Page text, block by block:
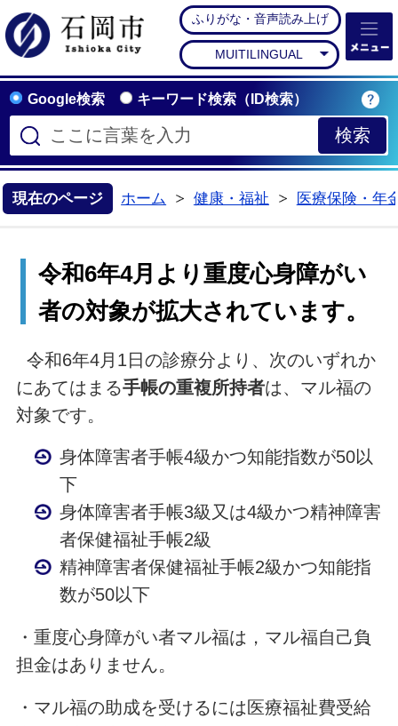
石岡市公式ホームペー
ふりがな・音声読み上げ
MUITILINGUAL
Google検索 キーワード検索（ID検索）
現在のページ ホーム
健康・福祉
医療保険・年
令和6年4月より重度心身障がい
者の対象が拡大されています。
令和6年4月1日の診療分より、次のいずれか
にあてはまる手帳の重複所持者は、マル福の
対象です。
身体障害者手帳4級かつ知能指数が50以
下
身体障害者手帳3級又は4級かつ精神障害
者保健福祉手帳2級
精神障害者保健福祉手帳2級かつ知能指
数が50以下
・重度心身障がい者マル福は，マル福自己負
担金はありません。
・マル福の助成を受けるには医療福祉費受給